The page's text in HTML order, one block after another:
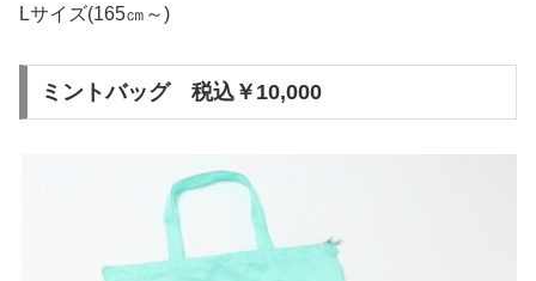
Lサイズ(165㎝～)
ミントバッグ 税込￥10,000